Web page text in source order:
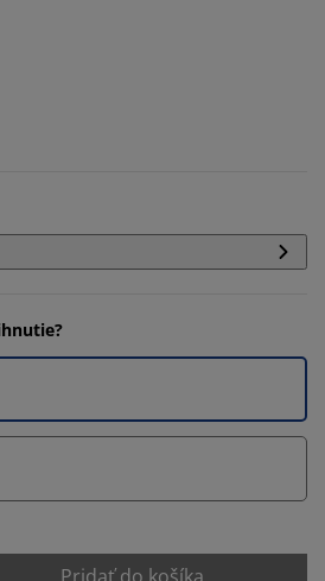
Pridať do košíka